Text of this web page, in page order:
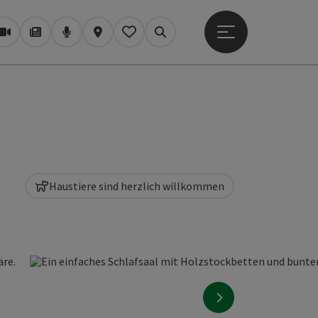
WebcamsMagazin/Blog
PodcastKarteMein Merkzettel
Suchen
Hauptmenü öffnen
nächstes Element
Haustiere sind herzlich willkommen